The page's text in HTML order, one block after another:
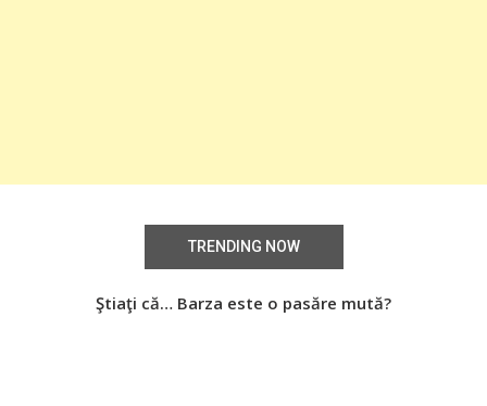
TRENDING NOW
Ştiaţi că… Barza este o pasăre mută?